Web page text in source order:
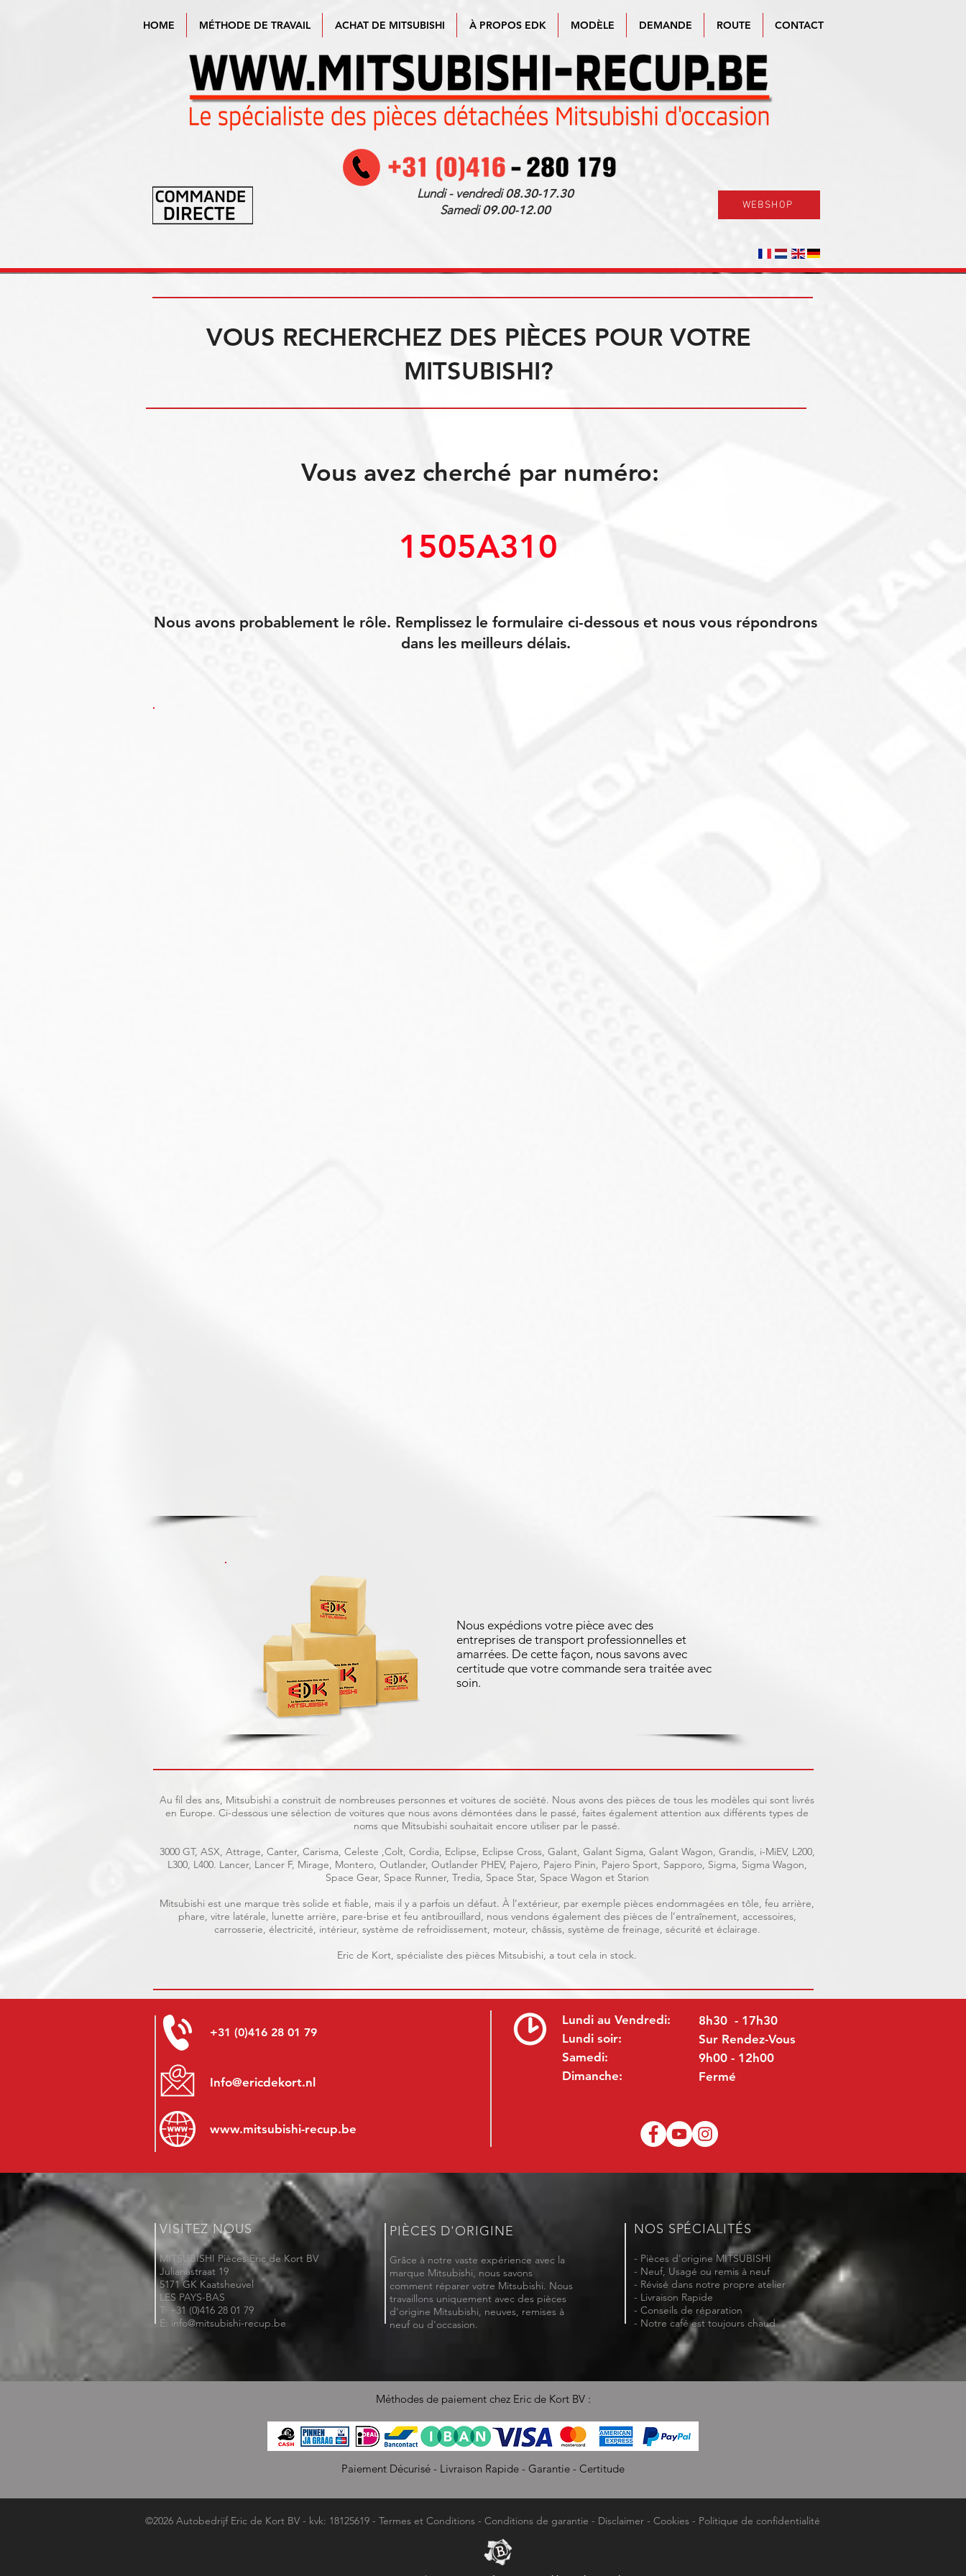
HOME MÉTHODE DE TRAVAIL ACHAT DE MITSUBISHI À PROPOS EDK MODÈLE DEMANDE ROUTE CONTACT
Lundi - vendredi08.30-17.30
Samedi09.00-12.00 WEBSHOP
VOUS RECHERCHEZ DES PIÈCES POUR VOTRE
MITSUBISHI?
Vous avez cherché par numéro:
1505A310
Nous avons probablement le rôle. Remplissez le formulaire ci-dessous et nous vous répondrons
dans les meilleurs délais.
Nous expédions votre pièce avec des
entreprises de transport professionnelles et
amarrées. De cette façon, nous savons avec
certitude que votre commande sera traitée avec
soin.
Au fil des ans, Mitsubishi a construit de nombreuses personnes et voitures de société. Nous avons des pièces de tous les modèles qui sont livrés
en Europe. Ci-dessous une sélection de voitures que nous avons démontées dans le passé, faites également attention aux différents types de
noms que Mitsubishi souhaitait encore utiliser par le passé.
3000 GT, ASX, Attrage, Canter, Carisma, Celeste ,Colt, Cordia, Eclipse, Eclipse Cross, Galant, Galant Sigma, Galant Wagon, Grandis, i-MiEV, L200,
L300, L400. Lancer, Lancer F, Mirage, Montero, Outlander, Outlander PHEV, Pajero, Pajero Pinin, Pajero Sport, Sapporo, Sigma, Sigma Wagon,
Space Gear, Space Runner, Tredia, Space Star, Space Wagon et Starion
Mitsubishi est une marque très solide et fiable, mais il y a parfois un défaut. À l’extérieur, par exemple pièces endommagées en tôle, feu arrière,
phare, vitre latérale, lunette arrière, pare-brise et feu antibrouillard, nous vendons également des pièces de l’entraînement, accessoires,
carrosserie, électricité, intérieur, système de refroidissement, moteur, châssis, système de freinage, sécurité et éclairage.
Eric de Kort, spécialiste des pièces Mitsubishi, a tout cela in stock.
Info@ericdekort.nl
www.mitsubishi-recup.be
+31 (0)416 28 01 79
Lundi au Vendredi:
Lundi soir:
Samedi:
Dimanche:
8h30 - 17h30
Sur Rendez-Vous
9h00 - 12h00
Fermé
VISITEZ NOUS
MITSUBISHI Pièces Eric de Kort BV
Julianastraat 19
5171 GK Kaatsheuvel
LES PAYS-BAS
T: +31 (0)416 28 01 79
E: info@mitsubishi-recup.be
PIÈCES D'ORIGINE
Grâce à notre vaste expérience avec la
marque Mitsubishi, nous savons
comment réparer votre Mitsubishi. Nous
travaillons uniquement avec des pièces
d'origine Mitsubishi, neuves, remises à
neuf ou d'occasion.
NOS SPÉCIALITÉS
- Pièces d'origine MITSUBISHI
- Neuf, Usagé ou remis à neuf
- Révisé dans notre propre atelier
- Livraison Rapide
- Conseils de réparation
- Notre café est toujours chaud
Paiement Décurisé - Livraison Rapide - Garantie - Certitude
Méthodes de paiement chez Eric de Kort BV :
©2026 Autobedrijf Eric de Kort BV - kvk: 18125619 - Termes et Conditions - Conditions de garantie - Disclaimer - Cookies - Politique de confidentialité